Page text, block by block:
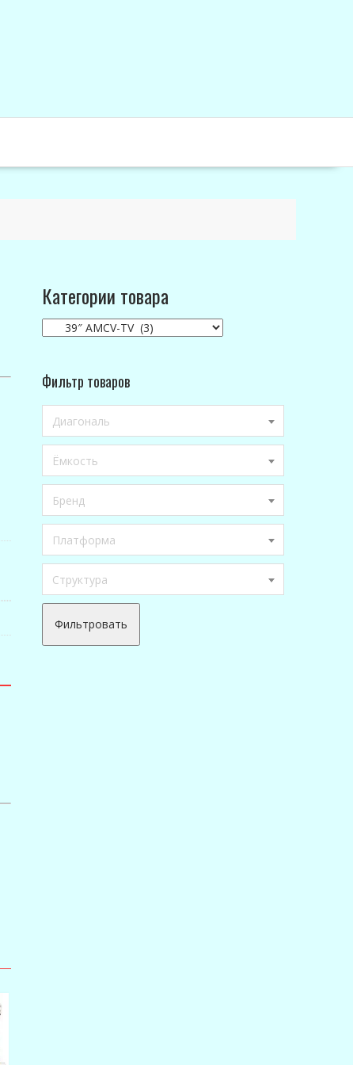
Категории товара
Фильтр товаров
Диагональ
Ёмкость
Бренд
Платформа
Структура
Фильтровать